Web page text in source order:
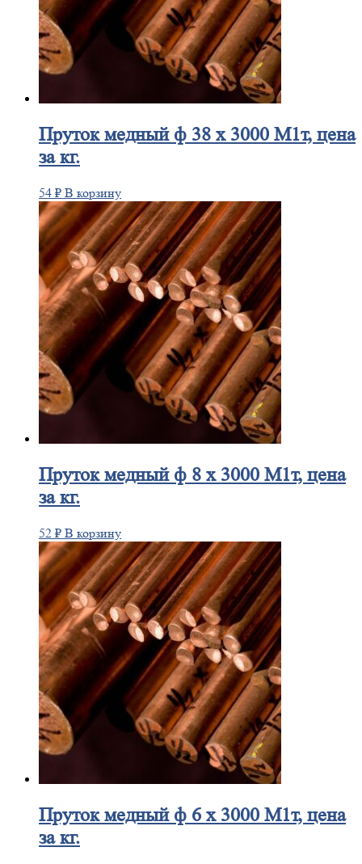
Прутокмедный ф 38 х 3000 М1т, цена
за кг.
54 ₽ В корзину
Прутокмедный ф 8 х 3000 М1т, цена
за кг.
52 ₽ В корзину
Прутокмедный ф 6 х 3000 М1т, цена
за кг.